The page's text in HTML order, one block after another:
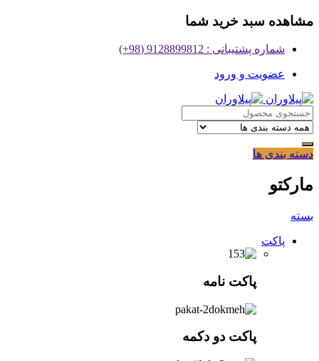
مشاهده سبد خرید شما
شماره پشتیبانی : 9128899812 (98+)
عضویت و ورود
دسته بندی ها
مارکتو
بسته
پاکت
پاکت نامه
پاکت دو دکمه